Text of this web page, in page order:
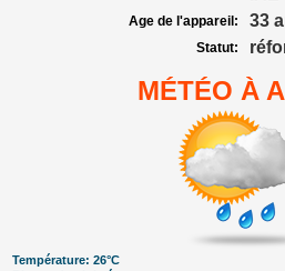
Age de l'appareil: 33
Statut:
MÉTÉO À
Température: 26°C